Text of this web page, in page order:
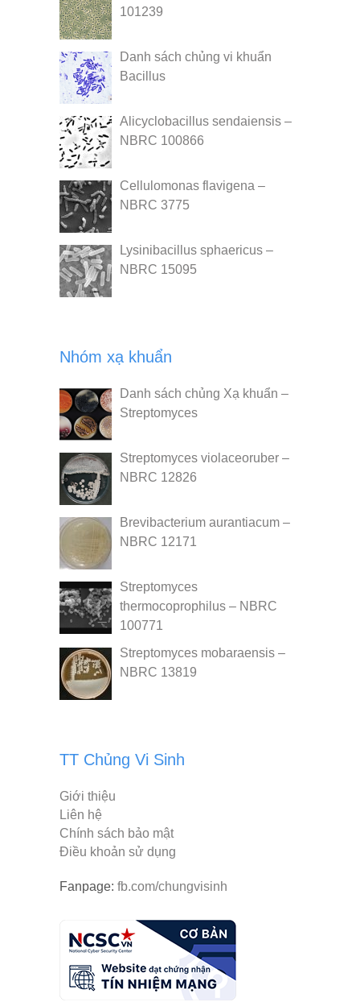
101239
Danh sách chủng vi khuẩn
Bacillus
Alicyclobacillus sendaiensis –
NBRC 100866
Cellulomonas flavigena –
NBRC 3775
Lysinibacillus sphaericus –
NBRC 15095
Nhóm xạ khuẩn
Danh sách chủng Xạ khuẩn –
Streptomyces
Streptomyces violaceoruber –
NBRC 12826
Brevibacterium aurantiacum –
NBRC 12171
Streptomyces
thermocoprophilus – NBRC
100771
Streptomyces mobaraensis –
NBRC 13819
TT Chủng Vi Sinh
Giới thiệu
Liên hệ
Chính sách bảo mật
Điều khoản sử dụng
Fanpage: fb.com/chungvisinh